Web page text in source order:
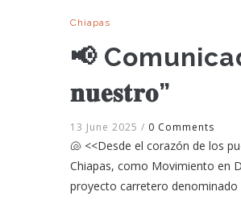
Chiapas
📢
𝐧𝐮𝐞𝐬𝐭𝐫𝐨”
13 June 2025 / 0 Comments
🐚 <<Desde el corazón de los
Chiapas, como Movimiento en
proyecto carretero denominado